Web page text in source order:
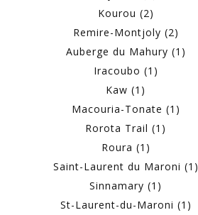
Kourou (2)
Remire-Montjoly (2)
Auberge du Mahury (1)
Iracoubo (1)
Kaw (1)
Macouria-Tonate (1)
Rorota Trail (1)
Roura (1)
Saint-Laurent du Maroni (1)
Sinnamary (1)
St-Laurent-du-Maroni (1)